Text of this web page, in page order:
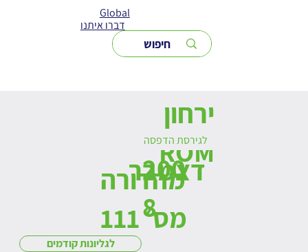
Global
דברו איתנו
ירחון
ROM
מהדורה
מס׳ 111
לגליונות קודמים
דצמבר
200
8
לגירסת הדפסה